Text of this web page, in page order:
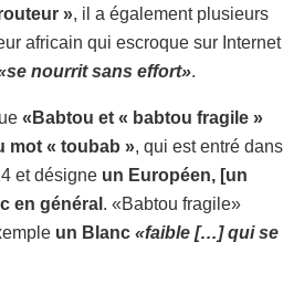
», il a également plusieurs
africain qui escroque sur Internet
nourrit sans effort».
«Babtou et « babtou fragile »
mot « toubab », qui est entré dans
et désigne un Européen, [un
en général . «Babtou fragile»
un Blanc «faible […] qui se